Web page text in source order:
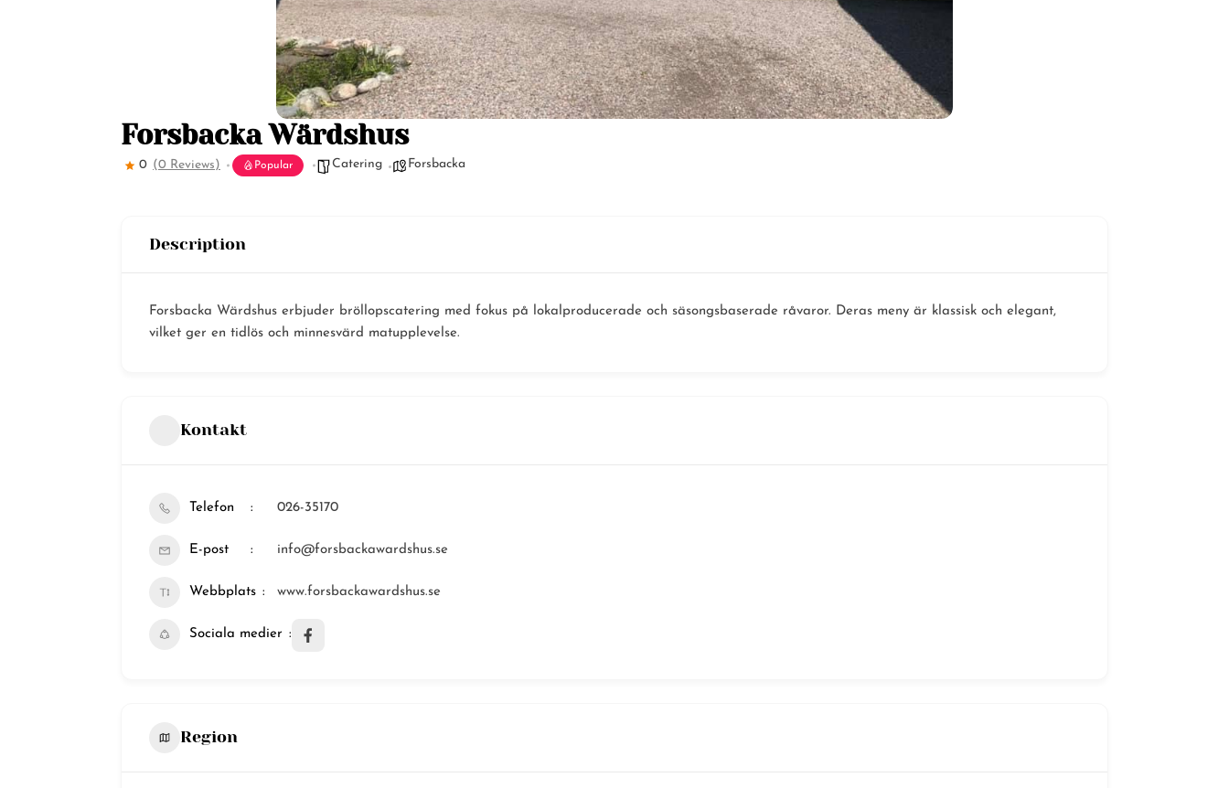
Forsbacka Wärdshus
0 (0 Reviews) Popular Catering Forsbacka
Description
Forsbacka Wärdshus erbjuder bröllopscatering med fokus på lokalproducerade och säsongsbaserade råvaror. Deras meny är klassisk och elegant,
vilket ger en tidlös och minnesvärd matupplevelse.
Kontakt
Telefon 026-35170
E-post info@forsbackawardshus.se
Webbplats www.forsbackawardshus.se
Sociala medier
Region